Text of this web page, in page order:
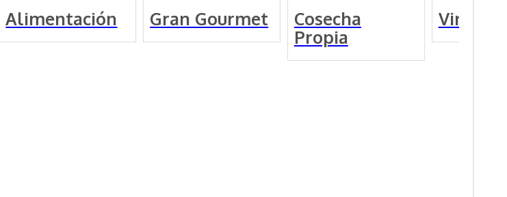
Alimentación Gran Gourmet
Cosecha
Propia
Vinos